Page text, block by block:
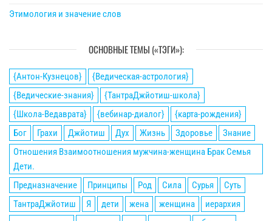
Этимология и значение слов
ОСНОВНЫЕ ТЕМЫ («ТЭГИ»):
{Антон-Кузнецов}
{Ведическая-астрология}
{Ведические-знания}
{ТантраДжйотиш-школа}
{Школа-Ведаврата}
{вебинар-диалог}
{карта-рождения}
Бог
Грахи Джйотиш Дух Жизнь Здоровье
Знание
Отношения Взаимоотношения мужчина-женщина Брак Семья
Дети.
Предназначение
Принципы Род Сила Сурья
Суть
ТантраДжйотиш
Я дети жена женщина
иерархия